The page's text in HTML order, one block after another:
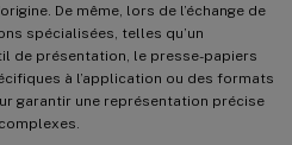
De même, lors de l’échange de
spécialisées, telles qu’un
de présentation, le presse-papiers
à l’application ou des formats
garantir une représentation précise